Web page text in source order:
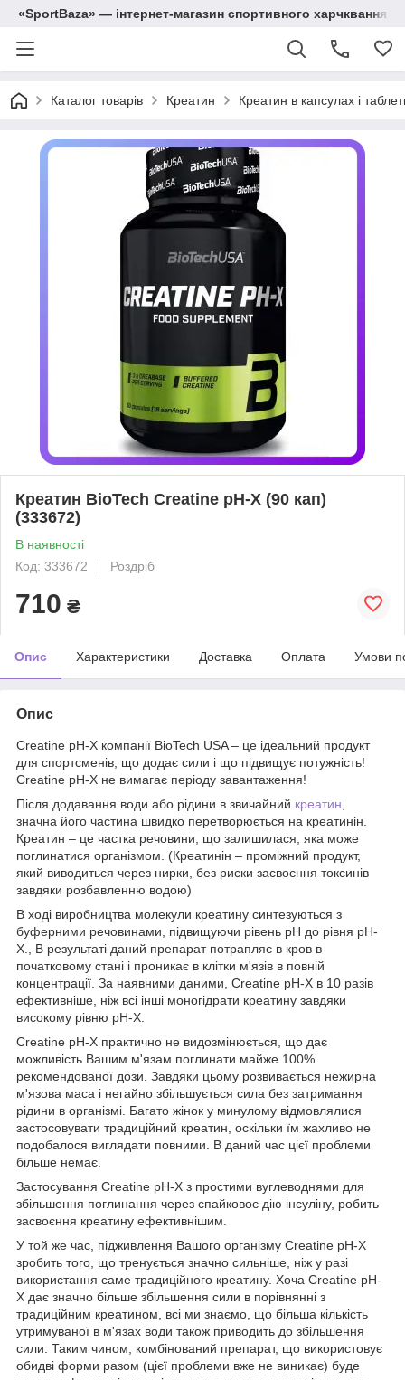
«SportBaza» — інтернет-магазин спортивного харчквання
Каталог товарів Креатин Креатин в капсулах і
Креатин BioTech Creatine pH-X (90 кап)
(333672)
В наявності
Код: 333672
Роздріб
710 ₴
Опис Характеристики Доставка Оплата Умови
Опис
Creatine pH-X компанії BioTech USA – це ідеальний продукт
для спортсменів, що додає сили і що підвищує потужність!
Creatine pH-X не вимагає періоду завантаження!
Після додавання води або рідини в звичайний креатин
значна його частина швидко перетворюється на креатинін.
Креатин – це частка речовини, що залишилася, яка може
поглинатися організмом. (Креатинін – проміжний продукт,
який виводиться через нирки, без риски засвоєння токсинів
завдяки розбавленню водою)
В ході виробництва молекули креатину синтезуються з
буферними речовинами, підвищуючи рівень pH до рівня рН-
Х., В результаті даний препарат потрапляє в кров в
початковому стані і проникає в клітки м'язів в повній
концентрації. За наявними даними, Creatine pH-X в 10 разів
ефективніше, ніж всі інші моногідрати креатину завдяки
високому рівню pH-Х.
Creatine pH-X практично не видозмінюється, що дає
можливість Вашим м'язам поглинати майже 100%
рекомендованої дози. Завдяки цьому розвивається нежирна
м'язова маса і негайно збільшується сила без затримання
рідини в організмі. Багато жінок у минулому відмовлялися
застосовувати традиційний креатин, оскільки їм жахливо не
подобалося виглядати повними. В даний час цієї проблеми
більше немає.
Застосування Creatine pH-X з простими вуглеводнями для
збільшення поглинання через спайковоє дію інсуліну, робить
засвоєння креатину ефективнішим.
У той же час, підживлення Вашого організму Creatine pH-X
зробить того, що тренується значно сильніше, ніж у разі
використання саме традиційного креатину. Хоча Creatine pH-
X дає значно більше збільшення сили в порівнянні з
традиційним креатином, всі ми знаємо, що більша кількість
утримуваної в м'язах води також приводить до збільшення
сили. Таким чином, комбінований препарат, що використовує
обидві форми разом (цієї проблеми вже не виникає) буде